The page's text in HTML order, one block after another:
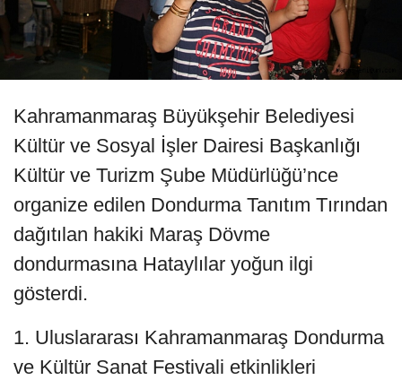
Kahramanmaraş Büyükşehir Belediyesi
Kültür ve Sosyal İşler Dairesi Başkanlığı
Kültür ve Turizm Şube Müdürlüğü’nce
organize edilen Dondurma Tanıtım Tırından
dağıtılan hakiki Maraş Dövme
dondurmasına Hataylılar yoğun ilgi
gösterdi.
1. Uluslararası Kahramanmaraş Dondurma
ve Kültür Sanat Festivali etkinlikleri